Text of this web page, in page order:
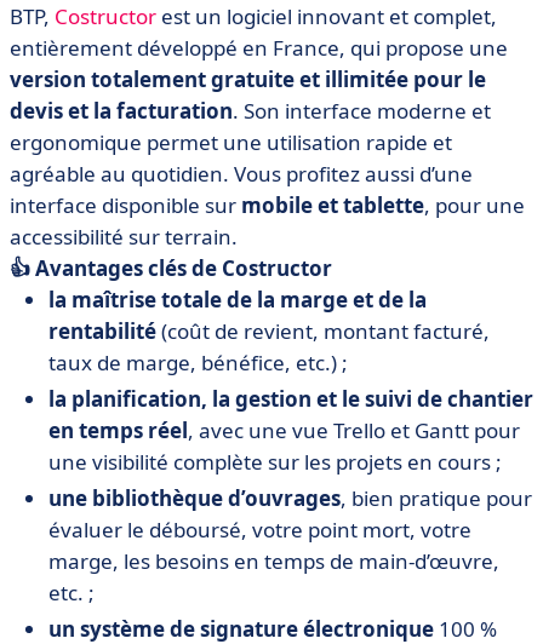
BTP, Costructor est un logiciel innovant et complet,
entièrement développé en France, qui propose une
version totalement gratuite et illimitée pour le
devis et la facturation. Son interface moderne et
ergonomique permet une utilisation rapide et
agréable au quotidien. Vous profitez aussi d’une
interface disponible sur mobile et tablette, pour une
accessibilité sur terrain.
👍 Avantages clés de Costructor
la maîtrise totale de la marge et de la
rentabilité(coût de revient, montant facturé,
taux de marge, bénéfice, etc.) ;
la planification, la gestion et le suivi de chantier
en temps réel, avec une vue Trello et Gantt pour
une visibilité complète sur les projets en cours ;
une bibliothèque d’ouvrages, bien pratique pour
évaluer le déboursé, votre point mort, votre
marge, les besoins en temps de main-d’œuvre,
etc. ;
un système de signature électronique 100 %